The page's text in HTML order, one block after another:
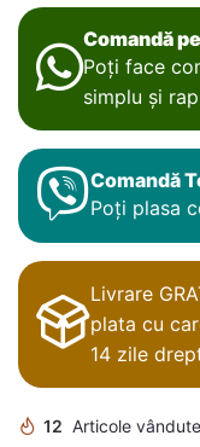
Comandă
Poți face
simplu și
Comandă
Poți plasa
Livrare
plata cu
14 zile
12 Articole